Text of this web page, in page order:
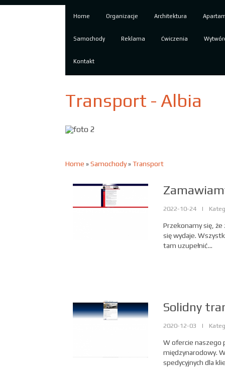
Home Organizacje Architektura
Samochody Reklama Ćwiczenia
Kontakt
Transport - Albia
Home »Samochody»Transport
2022-10-24 |
Przekonamy się,
się wydaje.
tam uzupełnić...
Solidny
2020-12-03 |
W ofercie naszego
międzynarodowy.
spedycyjnych dla